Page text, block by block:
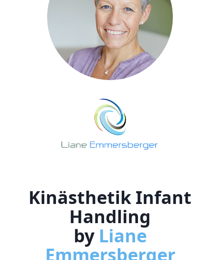
FITNESS & GESUNDHEITSTRAINING
KURSE BUCHEN
KONTAKT
KURSE ANSEHEN
Kinästhetik Infant
Handling
by Liane
Emmersberger